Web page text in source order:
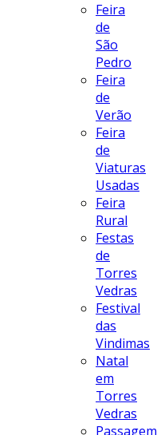
Feira
de
São
Pedro
Feira
de
Verão
Feira
de
Viaturas
Usadas
Feira
Rural
Festas
de
Torres
Vedras
Festival
das
Vindimas
Natal
em
Torres
Vedras
Passagem